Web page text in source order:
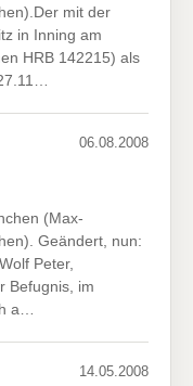
mit der
in Inning am
HRB 142215) als
06.08.2008
(Max-
Geändert, nun:
Peter,
Befugnis, im
a…
14.05.2008